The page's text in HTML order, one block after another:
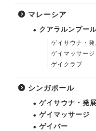
マレーシア
クアラルンプー
ゲイサウナ・発
ゲイマッサージ
ゲイクラブ
シンガポール
ゲイサウナ・発
ゲイマッサージ
ゲイバー